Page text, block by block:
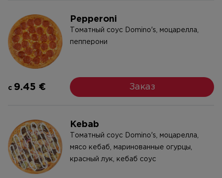
Pepperoni
Tоматный соус Domino's, моцарелла,
пепперони
c 9.45 € Заказ
Kebab
Tоматный соус Domino's, моцарелла,
мясо кебаб, маринованные огурцы,
красный лук, кебаб соус